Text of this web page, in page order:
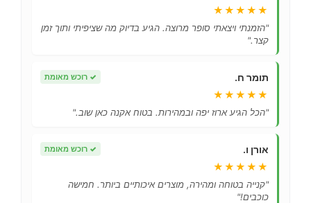
★★★★★
"הזמנתי ויצאתי סופר מרוצה. הגיע בדיוק מה שציפיתי ותוך זמן
קצר."
תומר ח. ✓ רוכש מאומת
★★★★★
"הכל הגיע ארוז יפה ובמהירות. בטוח אקנה כאן שוב."
אורן ו. ✓ רוכש מאומת
★★★★★
"קנייה בטוחה ומהירה, מוצרים איכותיים ביותר. חמישה
כוכבים!"